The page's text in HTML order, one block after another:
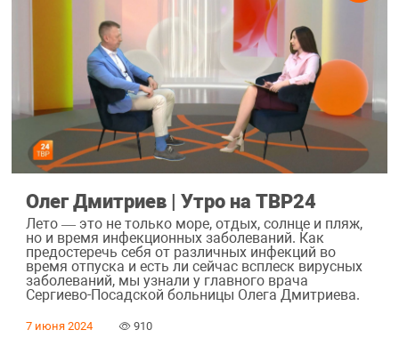
Олег Дмитриев | Утро на ТВР24
Лето — это не только море, отдых, солнце и пляж,
но и время инфекционных заболеваний. Как
предостеречь себя от различных инфекций во
время отпуска и есть ли сейчас всплеск вирусных
заболеваний, мы узнали у главного врача
Сергиево-Посадской больницы Олега Дмитриева.
7 июня 2024 910